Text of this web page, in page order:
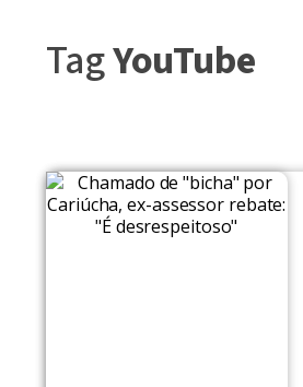
TagYouTube